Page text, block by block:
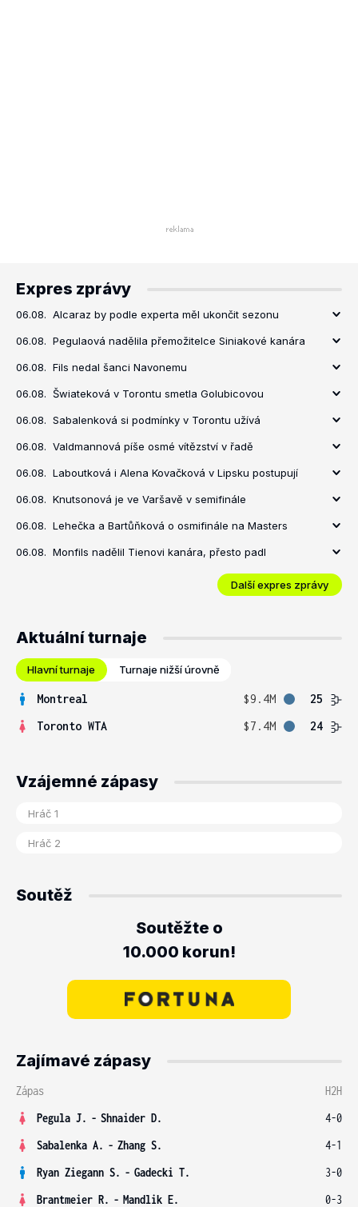
Expres zprávy
06.08. Alcaraz by podle experta měl ukončit sezonu
06.08. Pegulaová nadělila přemožitelce Siniakové kanára
06.08. Fils nedal šanci Navonemu
06.08. Šwiateková v Torontu smetla Golubicovou
06.08. Sabalenková si podmínky v Torontu užívá
06.08. Valdmannová píše osmé vítězství v řadě
06.08. Laboutková i Alena Kovačková v Lipsku postupují
06.08. Knutsonová je ve Varšavě v semifinále
06.08. Lehečka a Bartůňková o osmifinále na Masters
06.08. Monfils nadělil Tienovi kanára, přesto padl
Další expres zprávy
Aktuální turnaje
Hlavní turnaje Turnaje nižší úrovně
Montreal $9.4M
25
Toronto WTA
$7.4M 24
Vzájemné zápasy
Soutěž
Soutěžte o
10.000 korun!
Zajímavé zápasy
Zápas
H2H
Pegula J. - Shnaider D.
4-0
Sabalenka A. - Zhang S.
4-1
Ryan Ziegann S. - Gadecki T.
3-0
Brantmeier R. - Mandlik E.
0-3